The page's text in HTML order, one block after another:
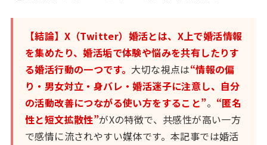
【結論】X（Twitter）婚活とは、X上で婚活情報
を集めたり、婚活垢で体験や悩みを共有したりす
る婚活行動の一つです。 大切な視点は“情報の偏
り・男女対立・身バレ・婚活迷子に注意し、自分
の活動改善につながる使い方をすること”。 “匿名
性と短文拡散性”がXの特徴で、共感性が高い一方
で感情に流されやすい媒体です。本記事では婚活